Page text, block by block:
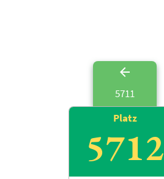
5711
Platz
5712